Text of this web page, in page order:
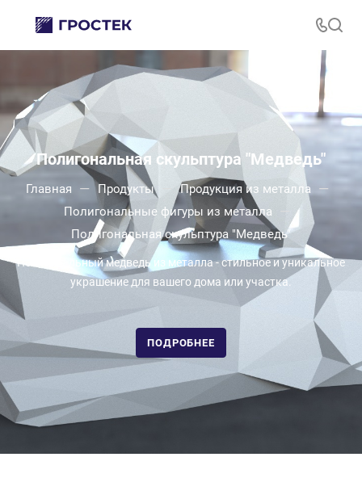
Полигональная скульптура "Медведь"
Главная — Продукты Продукция из металла —
Полигональные фигуры из металла
Полигональная скульптура "Медведь"
Полигональный медведь из металла - стильное и уникальное
украшение для вашего дома или участка.
ПОДРОБНЕЕ